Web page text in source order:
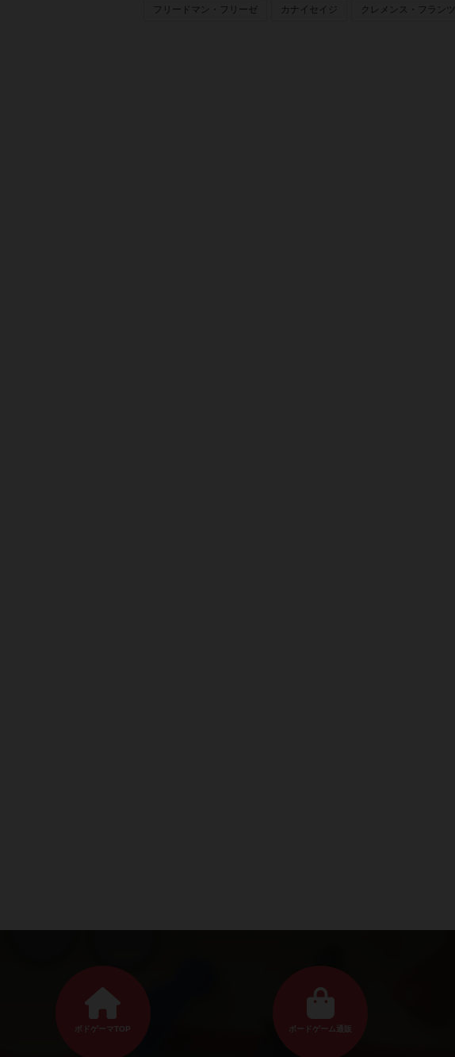
フリードマン・フリーゼ カナイセイジ クレメンス・フランツ
ボドゲーマTOP ボードゲーム通販